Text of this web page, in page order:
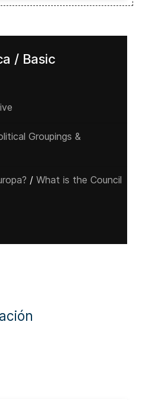
/ Basic
Groupings &
/ What is the Council